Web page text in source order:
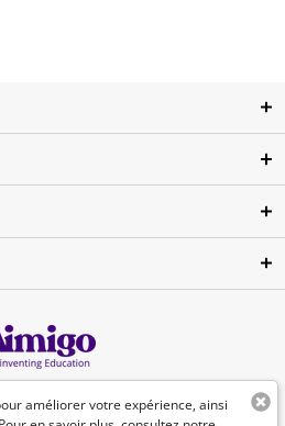
améliorer votre expérience, ainsi
Français